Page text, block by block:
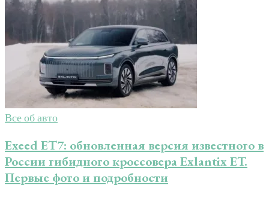
Все об авто
Exeed ET7: обновленная версия известного в
России гибидного кроссовера Exlantix ET.
Первые фото и подробности